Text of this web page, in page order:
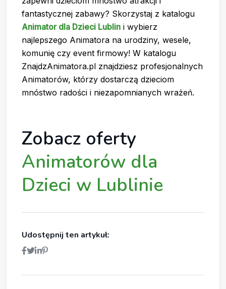
fantastycznej zabawy? Skorzystaj z katalogu
Animator dla Dzieci Lublin i wybierz
najlepszego Animatora na urodziny, wesele,
komunię czy event firmowy! W katalogu
ZnajdzAnimatora.pl znajdziesz profesjonalnych
Animatorów, którzy dostarczą dzieciom
mnóstwo radości i niezapomnianych wrażeń.
Zobacz oferty
Animatorów dla
Dzieci w Lublinie
Udostępnij ten artykuł: